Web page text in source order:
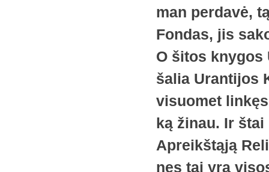
man perdavė,
Fondas, jis
O šitos knygos
šalia Urantijos
visuomet
ką žinau. Ir
Apreikštąją
nes tai yra